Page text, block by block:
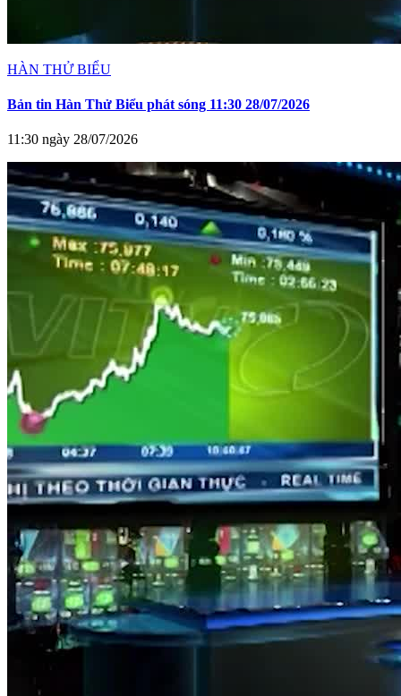
HÀN THỬ BIỂU
Bản tin Hàn Thử Biểu phát sóng 11:30 28/07/2026
11:30 ngày 28/07/2026